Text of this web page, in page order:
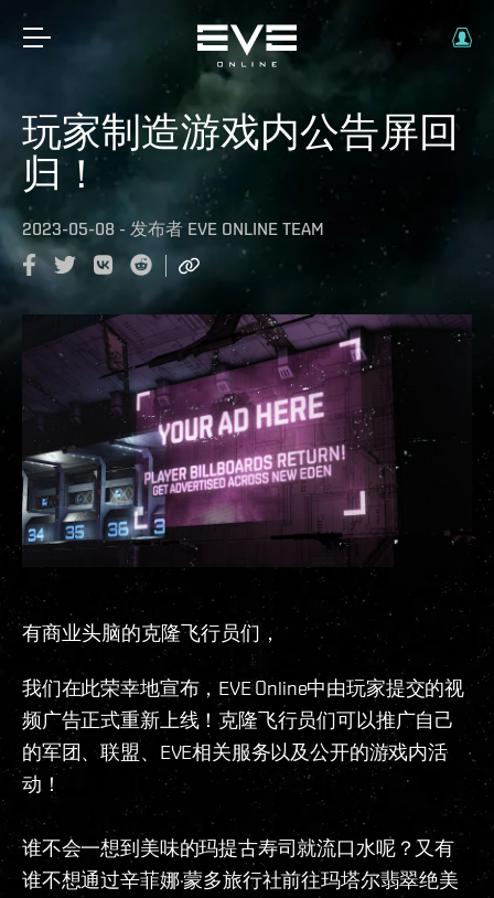
玩家制造游戏内公告屏回
归！
2023-05-08 - 发布者 EVE ONLINE TEAM
有商业头脑的克隆飞行员们，
我们在此荣幸地宣布，EVE Online中由玩家提交的视
频广告正式重新上线！克隆飞行员们可以推广自己
的军团、联盟、EVE相关服务以及公开的游戏内活
动！
谁不会一想到美味的玛提古寿司就流口水呢？又有
谁不想通过辛菲娜·蒙多旅行社前往玛塔尔翡翠绝美